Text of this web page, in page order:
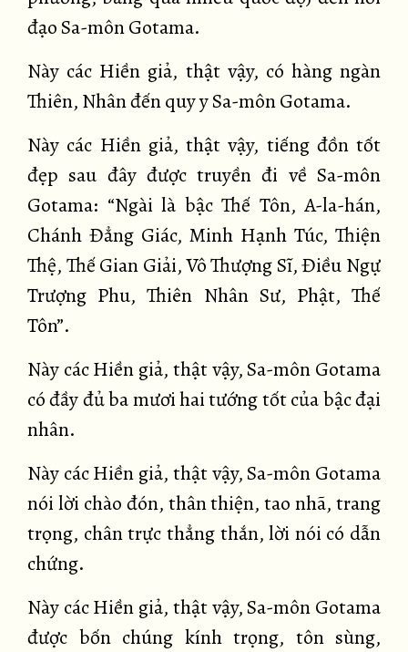
đạo Sa-môn Gotama.
Này các Hiền giả, thật vậy, có hàng ngàn
Thiên, Nhân đến quy y Sa-môn Gotama.
Này các Hiền giả, thật vậy, tiếng đồn tốt
đẹp sau đây được truyền đi về Sa-môn
Gotama: “Ngài là bậc Thế Tôn, A-la-hán,
Chánh Đẳng Giác, Minh Hạnh Túc, Thiện
Thệ, Thế Gian Giải, Vô Thượng Sĩ, Điều Ngự
Trượng Phu, Thiên Nhân Sư, Phật, Thế
Tôn”.
Này các Hiền giả, thật vậy, Sa-môn Gotama
có đầy đủ ba mươi hai tướng tốt của bậc đại
nhân.
Này các Hiền giả, thật vậy, Sa-môn Gotama
nói lời chào đón, thân thiện, tao nhã, trang
trọng, chân trực thẳng thắn, lời nói có dẫn
chứng.
Này các Hiền giả, thật vậy, Sa-môn Gotama
được bốn chúng kính trọng, tôn sùng,